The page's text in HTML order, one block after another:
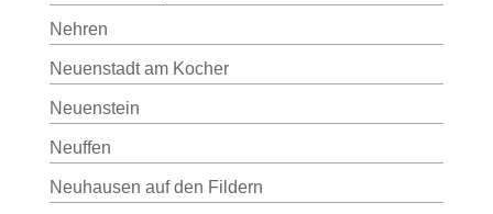
Nehren
Neuenstadt am Kocher
Neuenstein
Neuffen
Neuhausen auf den Fildern